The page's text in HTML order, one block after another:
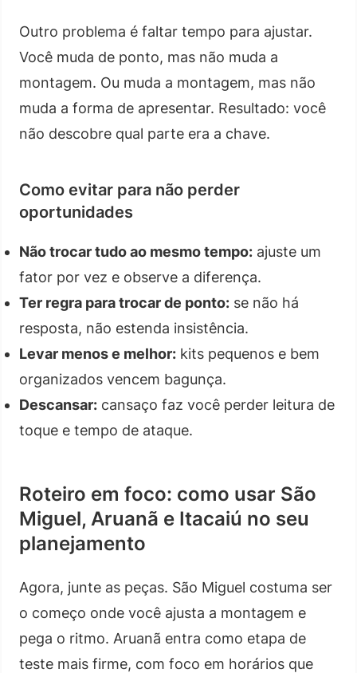
Outro problema é faltar tempo para ajustar.
Você muda de ponto, mas não muda a
montagem. Ou muda a montagem, mas não
muda a forma de apresentar. Resultado: você
não descobre qual parte era a chave.
Como evitar para não perder
oportunidades
Não trocar tudo ao mesmo tempo: ajuste um
fator por vez e observe a diferença.
Ter regra para trocar de ponto: se não há
resposta, não estenda insistência.
Levar menos e melhor: kits pequenos e bem
organizados vencem bagunça.
Descansar: cansaço faz você perder leitura de
toque e tempo de ataque.
Roteiro em foco: como usar São
Miguel, Aruanã e Itacaiú no seu
planejamento
Agora, junte as peças. São Miguel costuma ser
o começo onde você ajusta a montagem e
pega o ritmo. Aruanã entra como etapa de
teste mais firme, com foco em horários que